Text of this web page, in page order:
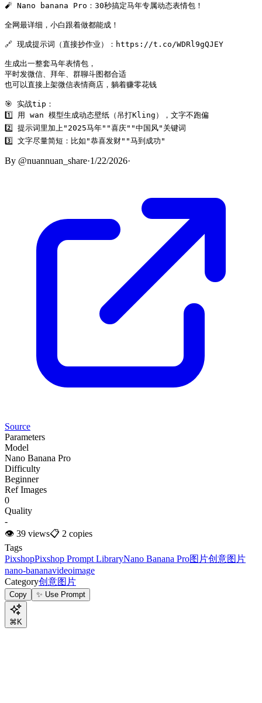
🧨 Nano banana Pro：30秒搞定马年专属动态表情包！
全网最详细，小白跟着做都能成！
🔗 现成提示词（直接抄作业）：https://t.co/WDRl9gQJEY
生成出一整套马年表情包，
平时发微信、拜年、群聊斗图都合适
也可以直接上架微信表情商店，躺着赚零花钱
🎯 实战tip：
1️⃣ 用 wan 模型生成动态壁纸（吊打Kling），文字不跑偏
2️⃣ 提示词里加上"2025马年""喜庆""中国风"关键词
3️⃣ 文字尽量简短：比如"恭喜发财""马到成功"
By @nuannuan_share·1/22/2026·
Source
Parameters
Model
Nano Banana Pro
Difficulty
Beginner
Ref Images
0
Quality
-
👁 39 views📋 2 copies
Tags
PixshopPixshop Prompt LibraryNano Banana Pro图片创意图片
nano-bananavideoimage
Category创意图片
Copy ✨ Use Prompt
⌘K